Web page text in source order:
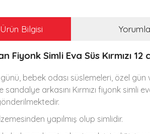
Ürün Bilgisi
Fiyonk Simli Eva Süs Kırmızı 12
bebek odası süslemeleri, özel gün
arkasını Kırmızı fiyonk simli
yapılmış olup simlidir.